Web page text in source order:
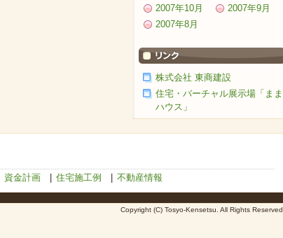
2007年10月
2007年9月
2007年8月
株式会社 東商建設
住宅・バーチャル展示場「まま
ハウス」
資金計画| 住宅施工例 不動産情報
Copyright (C) Tosyo-Kensetsu. All Rights Reserved.